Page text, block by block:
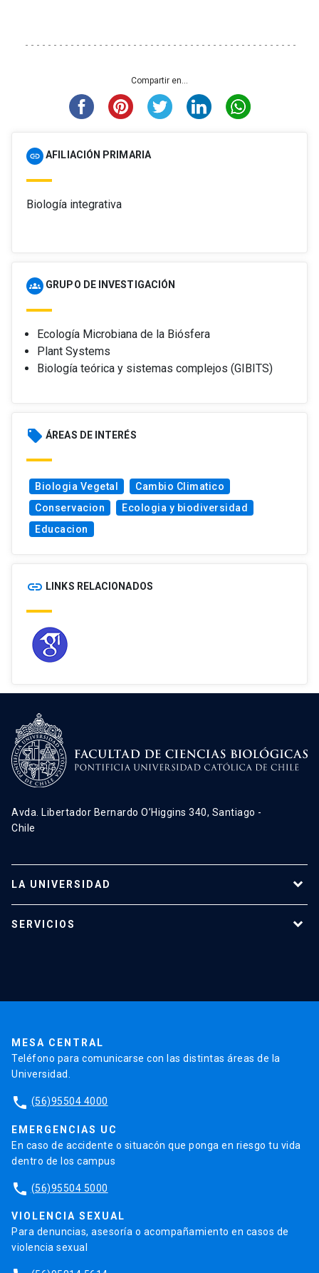
Compartir en...
link AFILIACIÓN PRIMARIA
Biología integrativa
groups GRUPO DE INVESTIGACIÓN
Ecología Microbiana de la Biósfera
Plant Systems
Biología teórica y sistemas complejos (GIBITS)
local_offer ÁREAS DE INTERÉS
Biologia Vegetal
Cambio Climatico
Conservacion
Ecologia y biodiversidad
Educacion
link LINKS RELACIONADOS
Avda. Libertador Bernardo O’Higgins 340, Santiago -
Chile
LA UNIVERSIDAD
Admisión
SERVICIOS
MESA CENTRAL
Teléfono para comunicarse con las distintas áreas de la
Universidad.
phone (56)95504 4000
EMERGENCIAS UC
En caso de accidente o situacón que ponga en riesgo tu vida
dentro de los campus
phone (56)95504 5000
VIOLENCIA SEXUAL
Para denuncias, asesoría o acompañamiento en casos de
violencia sexual